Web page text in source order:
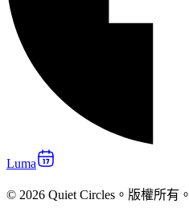
Luma
© 2026 Quiet Circles。版權所有。